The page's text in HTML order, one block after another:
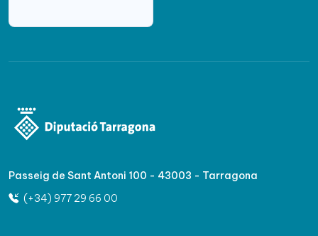
Passeig de Sant Antoni 100 - 43003 - Tarragona
(+34) 977 29 66 00